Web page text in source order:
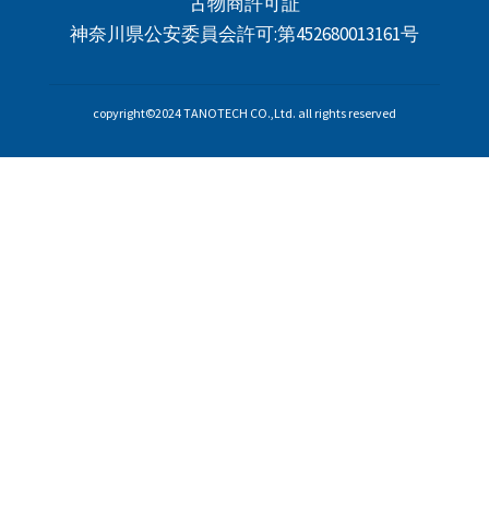
神奈川県公安委員会許可:第452680013161号
copyright©2024 TANOTECH CO.,Ltd. all rights reserved